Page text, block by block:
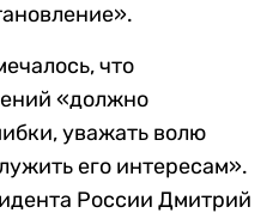
что
«должно
уважать волю
его интересам».
России Дмитрий